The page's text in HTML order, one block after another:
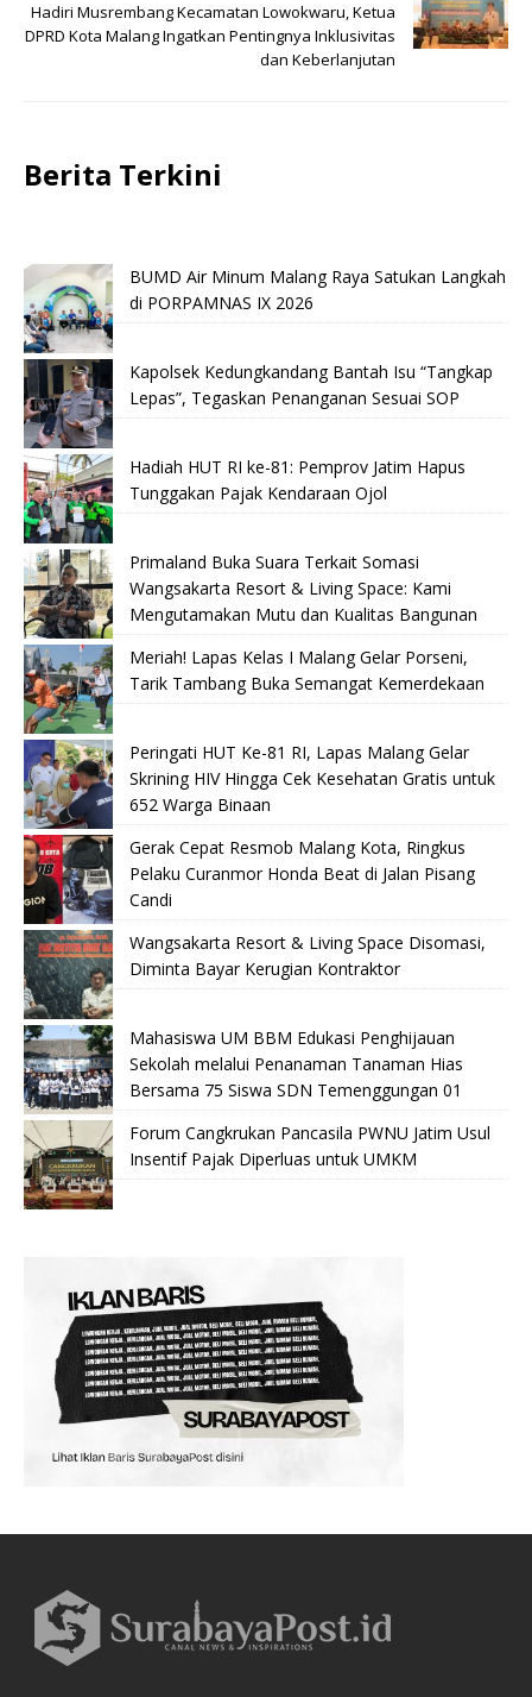
Hadiri Musrembang Kecamatan Lowokwaru, Ketua
DPRD Kota Malang Ingatkan Pentingnya Inklusivitas
dan Keberlanjutan
Berita Terkini
BUMD Air Minum Malang Raya Satukan Langkah
di PORPAMNAS IX 2026
Kapolsek Kedungkandang Bantah Isu “Tangkap
Lepas”, Tegaskan Penanganan Sesuai SOP
Hadiah HUT RI ke-81: Pemprov Jatim Hapus
Tunggakan Pajak Kendaraan Ojol
Primaland Buka Suara Terkait Somasi
Wangsakarta Resort & Living Space: Kami
Mengutamakan Mutu dan Kualitas Bangunan
Meriah! Lapas Kelas I Malang Gelar Porseni,
Tarik Tambang Buka Semangat Kemerdekaan
Peringati HUT Ke-81 RI, Lapas Malang Gelar
Skrining HIV Hingga Cek Kesehatan Gratis untuk
652 Warga Binaan
Gerak Cepat Resmob Malang Kota, Ringkus
Pelaku Curanmor Honda Beat di Jalan Pisang
Candi
Wangsakarta Resort & Living Space Disomasi,
Diminta Bayar Kerugian Kontraktor
Mahasiswa UM BBM Edukasi Penghijauan
Sekolah melalui Penanaman Tanaman Hias
Bersama 75 Siswa SDN Temenggungan 01
Forum Cangkrukan Pancasila PWNU Jatim Usul
Insentif Pajak Diperluas untuk UMKM